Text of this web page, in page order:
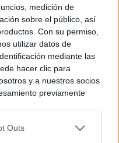
medición de
sobre el público, así
Con su permiso,
utilizar datos de
mediante las
hacer clic para
y a nuestros socios
previamente
cuenta que algún
Outs